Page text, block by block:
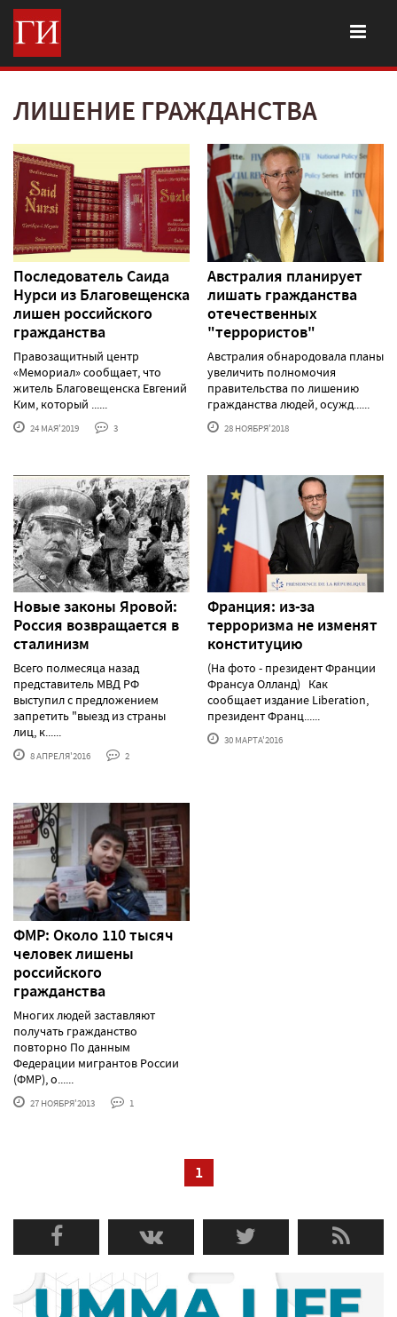
ЛИШЕНИЕ ГРАЖДАНСТВА
Последователь Саида
Нурси из Благовещенска
лишен российского
гражданства
Правозащитный центр
«Мемориал» сообщает, что
житель Благовещенска Евгений
Ким, который ......
24 МАЯ'2019 3
Австралия планирует
лишать гражданства
отечественных
"террористов"
Австралия обнародовала планы
увеличить полномочия
правительства по лишению
гражданства людей, осужд......
28 НОЯБРЯ'2018
Новые законы Яровой:
Россия возвращается в
сталинизм
Всего полмесяца назад
представитель МВД РФ
выступил с предложением
запретить "выезд из страны
лиц, к......
8 АПРЕЛЯ'2016 2
Франция: из-за
терроризма не изменят
конституцию
(На фото - президент Франции
Франсуа Олланд) Как
сообщает издание Liberation,
президент Франц......
30 МАРТА'2016
ФМР: Около 110 тысяч
человек лишены
российского
гражданства
Многих людей заставляют
получать гражданство
повторно По данным
Федерации мигрантов России
(ФМР), о......
27 НОЯБРЯ'2013 1
1